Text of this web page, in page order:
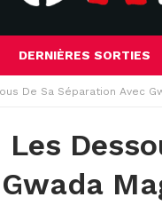
DERNIÈRES SORTIES
De Sa Séparation Avec